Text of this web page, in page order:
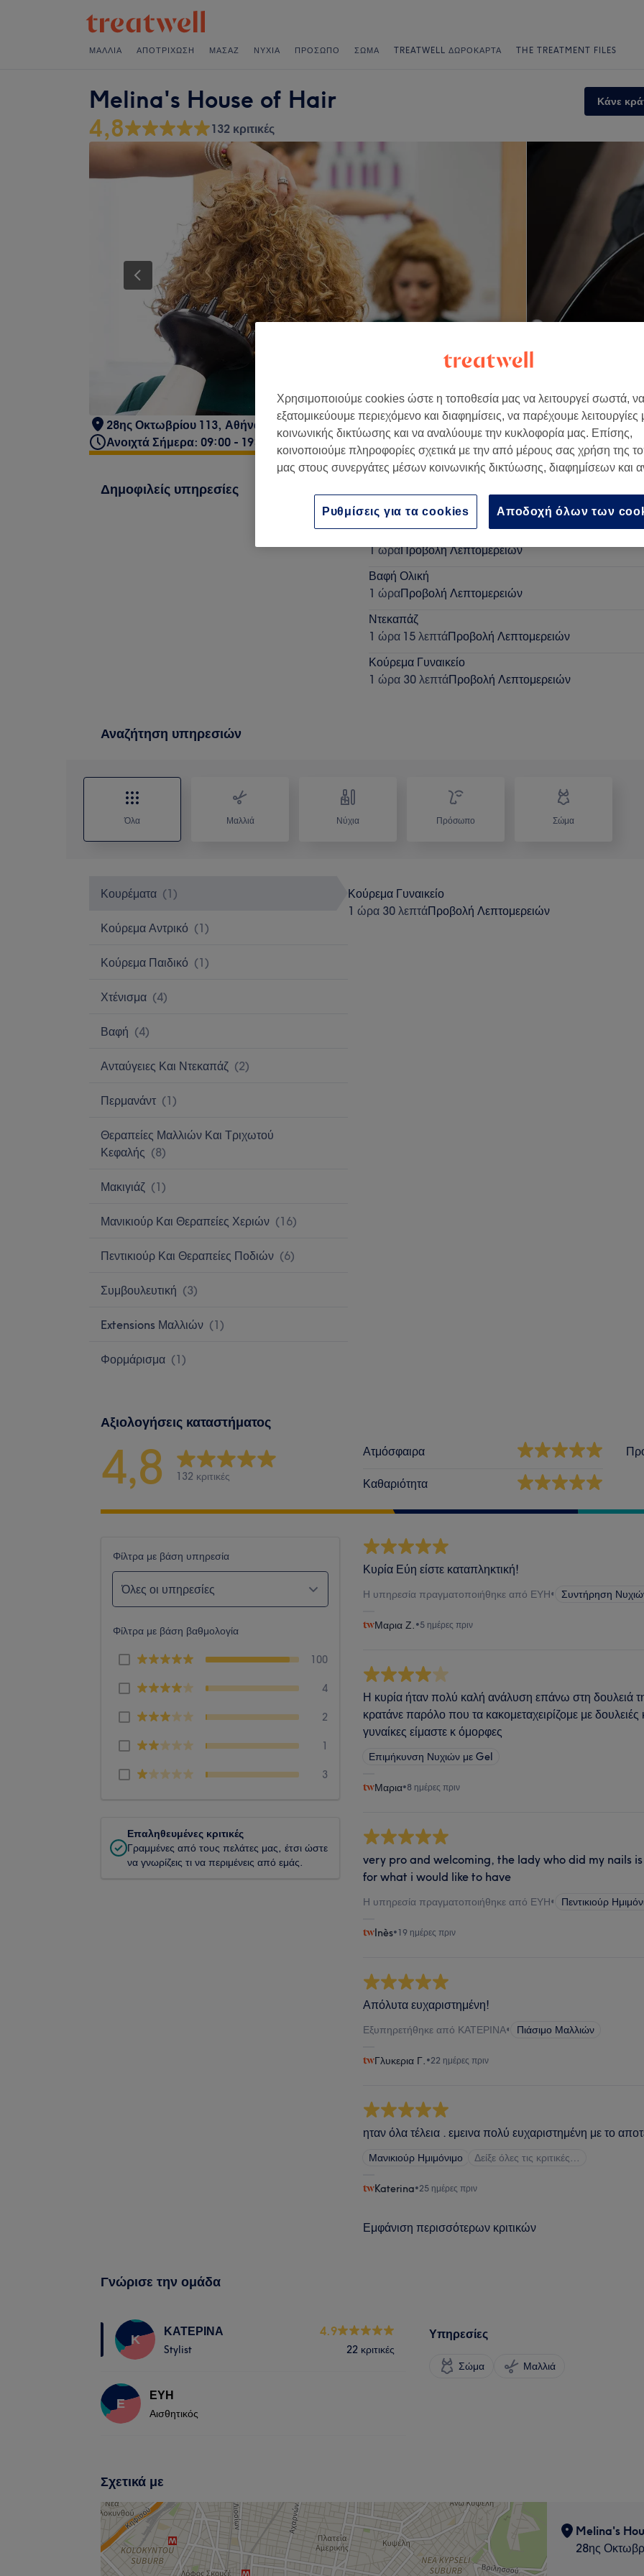
ΜΑΛΛΙΆ ΑΠΟΤΡΊΧΩΣΗ ΜΑΣΆΖ ΝΎΧΙΑ ΠΡΌΣΩΠΟ ΣΏΜΑ TREATWELL ΔΩΡΟΚΆΡΤΑ THE TREATMENT FILES
Melina's House of Hair Κάνε
4,8 132 κριτικές
28ης Οκτωβρίου 113, Αθήνα 112 51, Ελλάδα
Ανοιχτά Σήμερα: 09:00 - 19:00
Δημοφιλείς υπηρεσίες
1 ώραΠροβολή Λεπτομερειών
Χτένισμα με Πρέσα
1 ώραΠροβολή Λεπτομερειών
Βαφή Ολική
1 ώραΠροβολή Λεπτομερειών
Ντεκαπάζ
1 ώρα 15 λεπτάΠροβολή Λεπτομερειών
Κούρεμα Γυναικείο
1 ώρα 30 λεπτάΠροβολή Λεπτομερειών
Αναζήτηση υπηρεσιών
Όλα Μαλλιά Νύχια Πρόσωπο Σώμα
Κουρέματα (1 )
Κούρεμα Αντρικό (1)
Κούρεμα Παιδικό (1)
Χτένισμα (4)
Βαφή (4)
Ανταύγειες Και Ντεκαπάζ (2)
Περμανάντ (1)
Θεραπείες Μαλλιών Και Τριχωτού
Κεφαλής (8)
Μακιγιάζ (1)
Μανικιούρ Και Θεραπείες Χεριών (16)
Πεντικιούρ Και Θεραπείες Ποδιών (6)
Συμβουλευτική (3)
Extensions Μαλλιών (1)
Φορμάρισμα (1)
Κούρεμα Γυναικείο
1 ώρα 30 λεπτάΠροβολή Λεπτομερειών
Αξιολογήσεις καταστήματος
4,8 132 κριτικές
Ατμόσφαιρα
Καθαριότητα
Φίλτρα με βάση υπηρεσία
Όλες οι υπηρεσίες
Φίλτρα με βάση βαθμολογία
100
4
2
1
3
Επαληθευμένες κριτικές
Γραμμένες από τους πελάτες μας, έτσι ώστε
να γνωρίζεις τι να περιμένεις από εμάς.
Κυρία Εύη είστε καταπληκτική!
Η υπηρεσία πραγματοποιήθηκε από ΕΥΗ• Συντήρηση
Μαρια Ζ. •5 ημέρες πριν
Η κυρία ήταν πολύ καλή ανάλυση επάνω στη δουλειά
κρατάνε παρόλο που τα κακομεταχειρίζομε με
γυναίκες είμαστε κ όμορφες
Επιμήκυνση Νυχιών με Gel
Μαρια•8 ημέρες πριν
very pro and welcoming, the lady who did my nails
for what i would like to have
Η υπηρεσία πραγματοποιήθηκε από ΕΥΗ• Πεντικιούρ
Inès•19 ημέρες πριν
Απόλυτα ευχαριστημένη!
Εξυπηρετήθηκε από ΚΑΤΕΡΙΝΑ• Πιάσιμο Μαλλιών
Γλυκερια Γ. •22 ημέρες πριν
ηταν όλα τέλεια . εμεινα πολύ ευχαριστημένη με το
Μανικιούρ Ημιμόνιμο Δείξε όλες τις κριτικές…
Katerina•25 ημέρες πριν
Εμφάνιση περισσότερων κριτικών
Γνώρισε την ομάδα
Κ ΚΑΤΕΡΙΝΑ
Stylist
4.9
22 κριτικές
Ε ΕΥΗ
Αισθητικός
Υπηρεσίες
Σώμα Μαλλιά
Σχετικά με
Melina's
28ης
Χρησιμοποιούμε cookies ώστε η τοποθεσία μας να λειτουργεί σωστά, να
εξατομικεύουμε περιεχόμενο και διαφημίσεις, να παρέχουμε
κοινωνικής δικτύωσης και να αναλύουμε την κυκλοφορία μας. Επίσης,
κοινοποιούμε πληροφορίες σχετικά με την από μέρους σας χρήση της
μας στους συνεργάτες μέσων κοινωνικής δικτύωσης, διαφημίσεων και
Αποδοχή όλων των
Ρυθμίσεις για τα cookies